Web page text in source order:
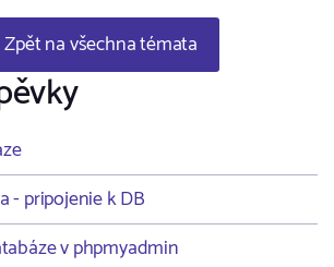
na všechna témata
- pripojenie k DB
v phpmyadmin